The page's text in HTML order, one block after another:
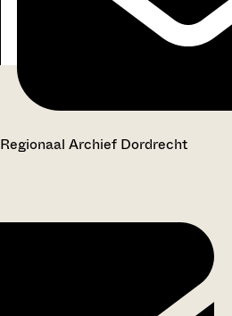
Archief Dordrecht